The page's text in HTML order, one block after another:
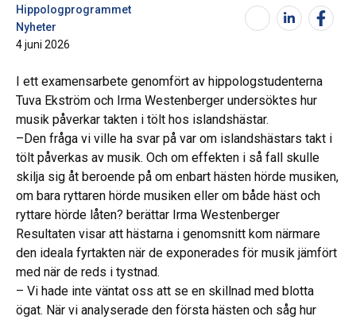
Hippologprogrammet
Nyheter
4 juni 2026
I ett examensarbete genomfört av hippologstudenterna
Tuva Ekström och Irma Westenberger undersöktes hur
musik påverkar takten i tölt hos islandshästar.
–Den fråga vi ville ha svar på var om islandshästars takt i
tölt påverkas av musik. Och om effekten i så fall skulle
skilja sig åt beroende på om enbart hästen hörde musiken,
om bara ryttaren hörde musiken eller om både häst och
ryttare hörde låten? berättar Irma Westenberger
Resultaten visar att hästarna i genomsnitt kom närmare
den ideala fyrtakten när de exponerades för musik jämfört
med när de reds i tystnad.
– Vi hade inte väntat oss att se en skillnad med blotta
ögat. När vi analyserade den första hästen och såg hur